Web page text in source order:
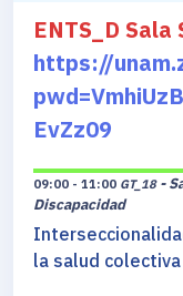
ENTS_D Sala
https://
EvZz09
09:00 - 11:00 GT_18 -
Discapacidad
la salud colectiva